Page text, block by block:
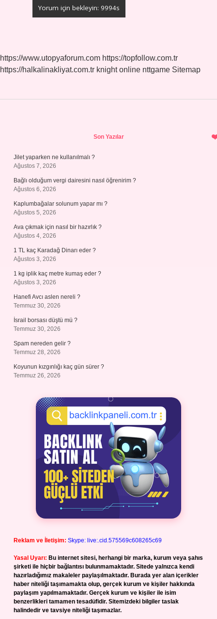
https://www.utopyaforum.com https://topfollow.com.tr
https://halkalinakliyat.com.tr knight online nttgame Sitemap
Son Yazılar
Jilet yaparken ne kullanılmalı ?
Ağustos 7, 2026
Bağlı olduğum vergi dairesini nasıl öğrenirim ?
Ağustos 6, 2026
Kaplumbağalar solunum yapar mı ?
Ağustos 5, 2026
Ava çıkmak için nasıl bir hazırlık ?
Ağustos 4, 2026
1 TL kaç Karadağ Dinarı eder ?
Ağustos 3, 2026
1 kg iplik kaç metre kumaş eder ?
Ağustos 3, 2026
Hanefi Avcı aslen nereli ?
Temmuz 30, 2026
İsrail borsası düştü mü ?
Temmuz 30, 2026
Spam nereden gelir ?
Temmuz 28, 2026
Koyunun kızgınlığı kaç gün sürer ?
Temmuz 26, 2026
Reklam ve İletişim: Skype: live:.cid.575569c608265c69
Yasal Uyarı: Bu internet sitesi, herhangi bir marka, kurum veya şahıs
şirketi ile hiçbir bağlantısı bulunmamaktadır. Sitede yalnızca kendi
hazırladığımız makaleler paylaşılmaktadır. Burada yer alan içerikler
haber niteliği taşımamakta olup, gerçek kurum ve kişiler hakkında
paylaşım yapılmamaktadır. Gerçek kurum ve kişiler ile isim
benzerlikleri tamamen tesadüfidir. Sitemizdeki bilgiler taslak
halindedir ve tavsiye niteliği taşımazlar.